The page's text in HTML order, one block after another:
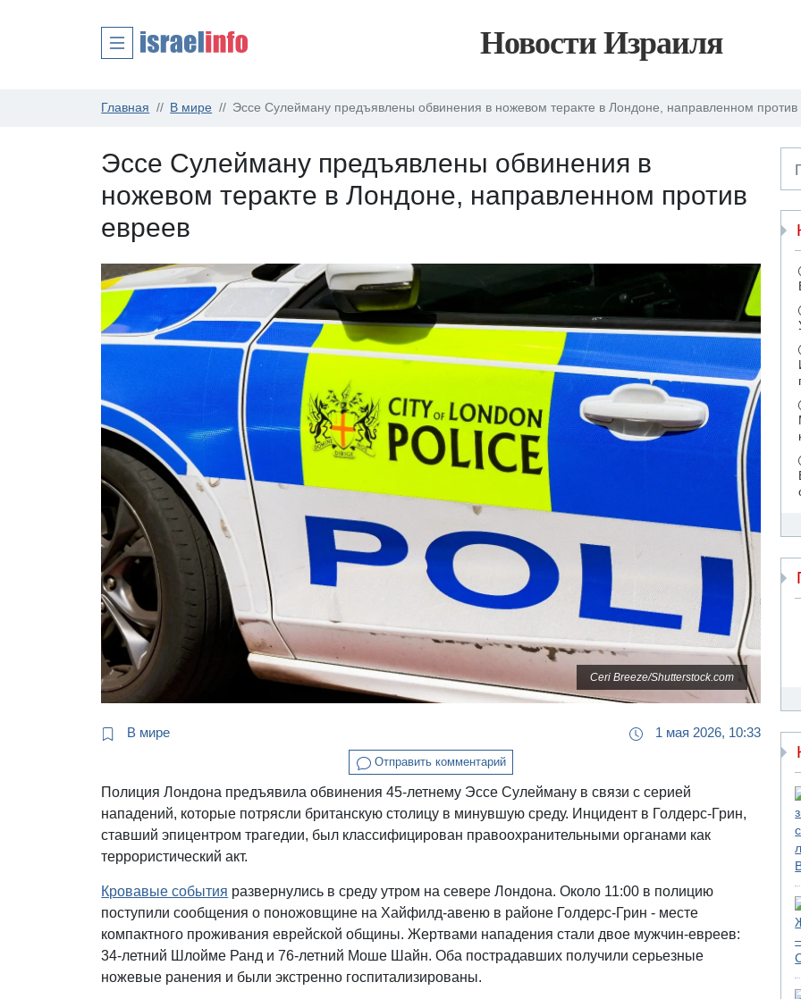
Новости Израиля
Главная В мире Эссе Сулейману предъявлены обвинения в ножевом теракте в Лондоне, направленном против
Эссе Сулейману предъявлены обвинения в
ножевом теракте в Лондоне, направленном против
евреев
Ceri Breeze/Shutterstock.com
В мире 1 мая 2026, 10:33
Отправить комментарий
Полиция Лондона предъявила обвинения 45-летнему Эссе Сулейману в связи с серией
нападений, которые потрясли британскую столицу в минувшую среду. Инцидент в Голдерс-Грин,
ставший эпицентром трагедии, был классифицирован правоохранительными органами как
террористический акт.
Кровавые события развернулись в среду утром на севере Лондона. Около 11:00 в полицию
поступили сообщения о поножовщине на Хайфилд-авеню в районе Голдерс-Грин - месте
компактного проживания еврейской общины. Жертвами нападения стали двое мужчин-евреев:
34-летний Шлойме Ранд и 76-летний Моше Шайн. Оба пострадавших получили серьезные
ножевые ранения и были экстренно госпитализированы.